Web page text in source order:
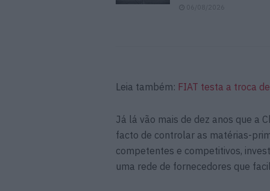
Leia também: FIAT testa a troca
Já lá vão mais de dez anos que a
facto de controlar as matérias-
competentes e competitivos,
uma rede de fornecedores que